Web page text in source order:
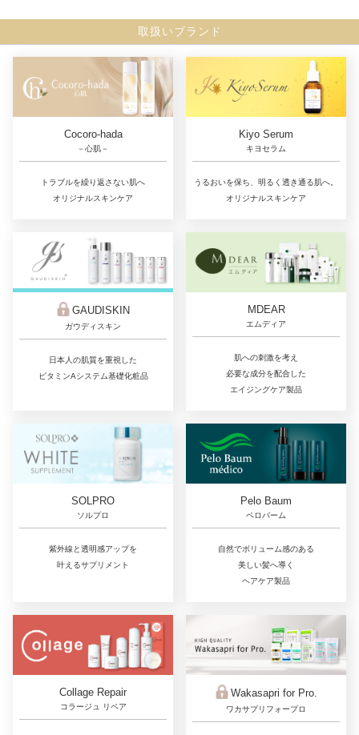
取扱いブランド
Cocoro-hada
－心肌－
トラブルを繰り返さない肌へ
オリジナルスキンケア
Kiyo Serum
キヨセラム
うるおいを保ち、明るく透き通る肌へ。
オリジナルスキンケア
GAUDISKIN
ガウディスキン
日本人の肌質を重視した
ビタミンAシステム基礎化粧品
MDEAR
エムディア
肌への刺激を考え
必要な成分を配合した
エイジングケア製品
SOLPRO
ソルプロ
紫外線と透明感アップを
叶えるサプリメント
Pelo Baum
ペロバーム
自然でボリューム感のある
美しい髪へ導く
ヘアケア製品
Collage Repair
コラージュ リペア
Wakasapri for Pro.
ワカサプリフォープロ